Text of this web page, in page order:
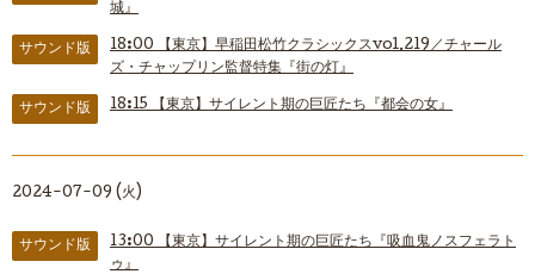
城』
サウンド版 18:00
【東京】早稲田松竹クラシックスvol.219／チャール
ズ・チャップリン監督特集『街の灯』
サウンド版 18:15 【東京】サイレント期の巨匠たち『都会の女』
2024-07-09 (火)
サウンド版 13:00
【東京】サイレント期の巨匠たち『吸血鬼ノスフェラト
ゥ』